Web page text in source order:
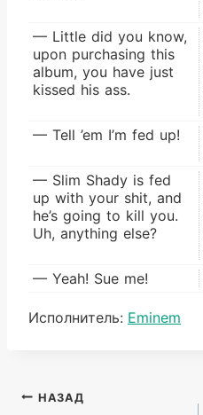
— Little did you know,
upon purchasing this
album, you have just
kissed his ass.
— Tell ’em I’m fed up!
— Slim Shady is fed
up with your shit, and
he’s going to kill you.
Uh, anything else?
— Yeah! Sue me!
Метки
Исполнитель: Eminem
Навигация
НАЗАД